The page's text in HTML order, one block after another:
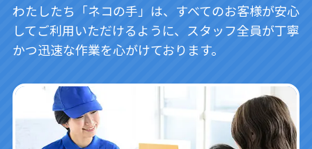
わたしたち「ネコの手」は、すべてのお客様が安心
してご利用いただけるように、スタッフ全員が丁寧
かつ迅速な作業を心がけております。